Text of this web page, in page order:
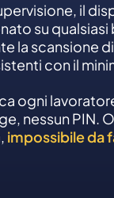
il
su qualsiasi
la scansione
con il
ogni
nessun PIN.
impossibile da